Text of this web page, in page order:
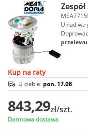
Układ
Kup na raty
U ciebie: pon. 17.08
843,29zł/szt.
Darmowa dostawa